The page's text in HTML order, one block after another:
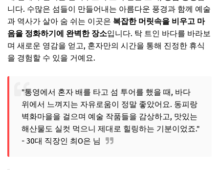
니다. 수많은 섬들이 만들어내는 아름다운 풍경과 함께 예술
과 역사가 살아 숨 쉬는 이곳은 복잡한 머릿속을 비우고 마
음을 정화하기에 완벽한 장소입니다. 탁 트인 바다를 바라보
며 새로운 영감을 얻고, 혼자만의 시간을 통해 진정한 휴식
을 경험할 수 있을 거예요.
"통영에서 혼자 배를 타고 섬 투어를 했을 때, 바다
위에서 느껴지는 자유로움이 정말 좋았어요. 동피랑
벽화마을을 걸으며 예술 작품들을 감상하고, 맛있는
해산물도 실컷 먹으니 제대로 힐링하는 기분이었죠."
- 30대 직장인 최O은 님